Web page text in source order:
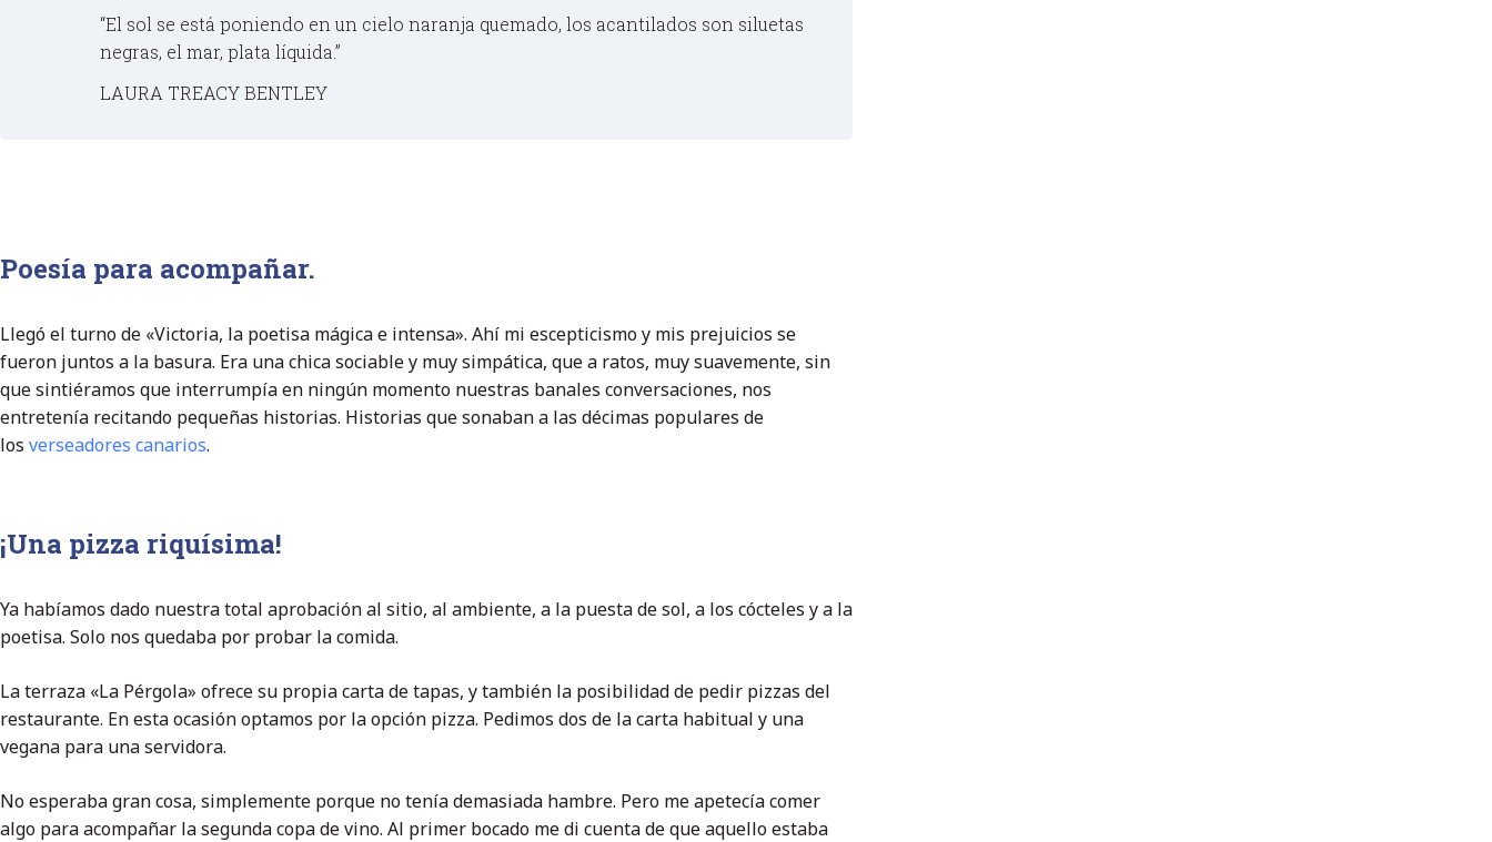
“El sol se está poniendo en un cielo naranja quemado, los acantilados son siluetas
negras, el mar, plata líquida.”
LAURA TREACY BENTLEY
Poesía para acompañar.
Llegó el turno de «Victoria, la poetisa mágica e intensa». Ahí mi escepticismo y mis prejuicios se
fueron juntos a la basura. Era una chica sociable y muy simpática, que a ratos, muy suavemente, sin
que sintiéramos que interrumpía en ningún momento nuestras banales conversaciones, nos
entretenía recitando pequeñas historias. Historias que sonaban a las décimas populares de
los verseadores canarios.
¡Una pizza riquísima!
Ya habíamos dado nuestra total aprobación al sitio, al ambiente, a la puesta de sol, a los cócteles y a la
poetisa. Solo nos quedaba por probar la comida.
La terraza «La Pérgola» ofrece su propia carta de tapas, y también la posibilidad de pedir pizzas del
restaurante. En esta ocasión optamos por la opción pizza. Pedimos dos de la carta habitual y una
vegana para una servidora.
No esperaba gran cosa, simplemente porque no tenía demasiada hambre. Pero me apetecía comer
algo para acompañar la segunda copa de vino. Al primer bocado me di cuenta de que aquello estaba